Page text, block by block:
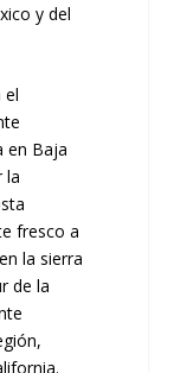
y del
el
en Baja
la
fresco a
la sierra
de la